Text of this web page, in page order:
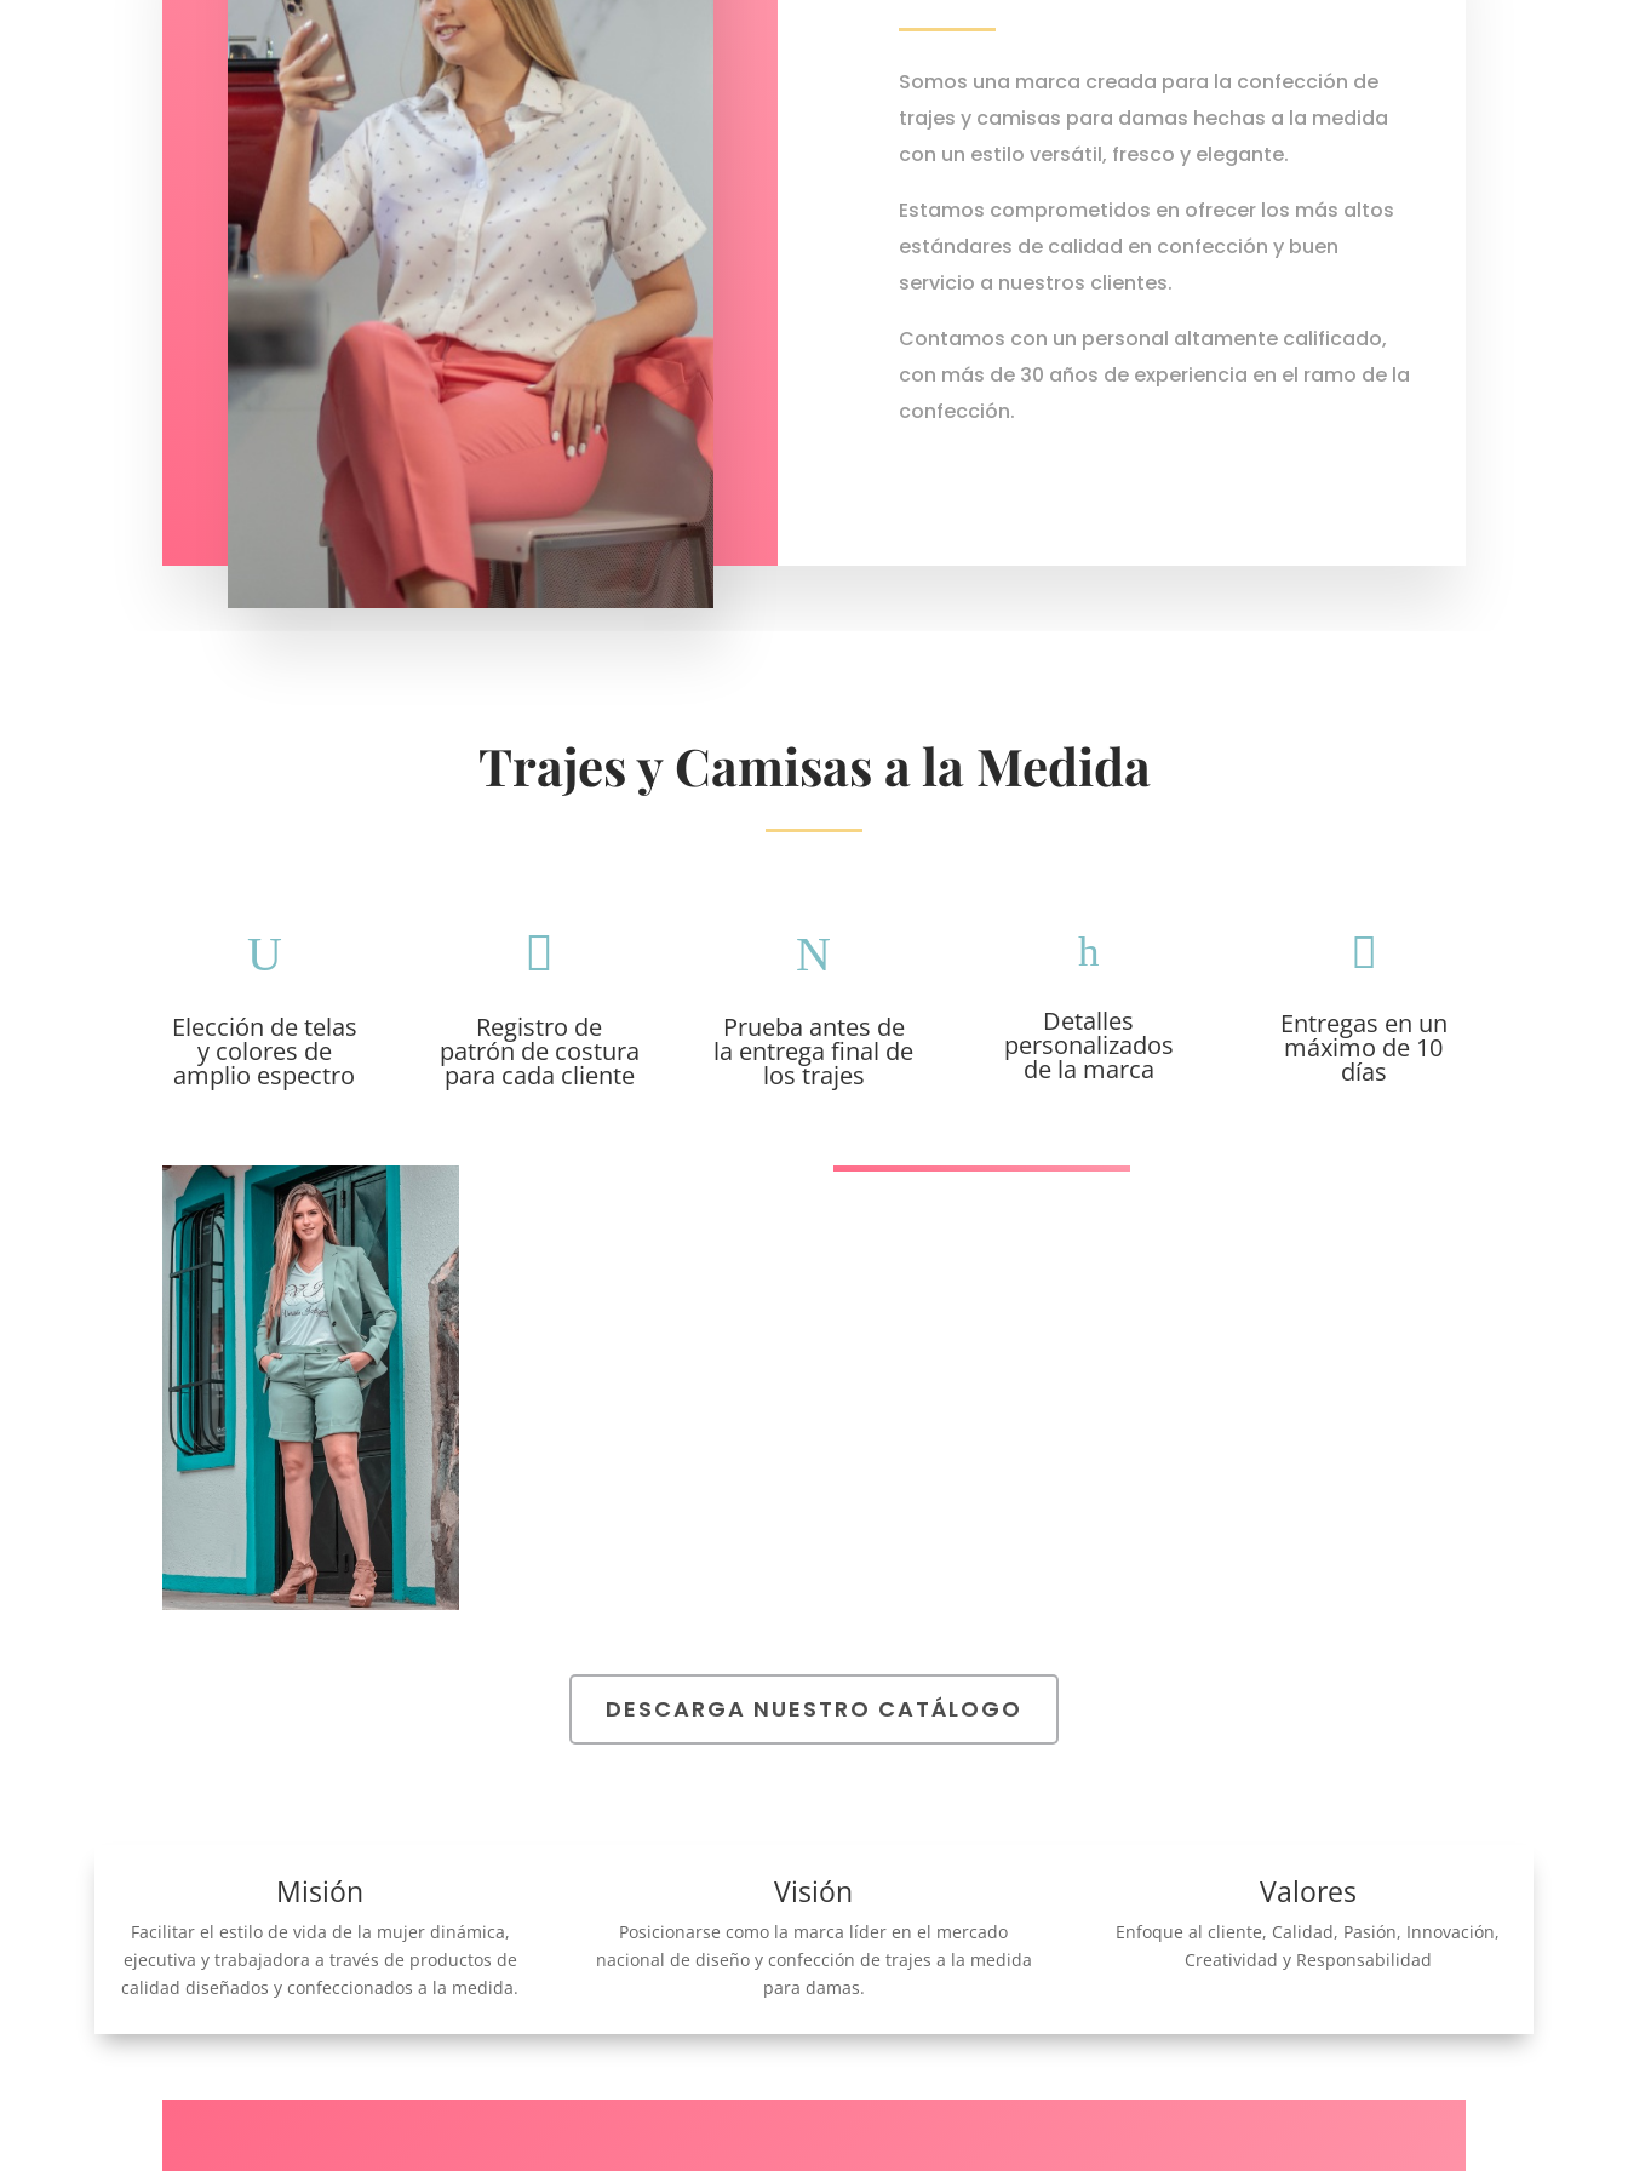
Somos una marca creada para la confección de
trajes y camisas para damas hechas a la medida
con un estilo versátil, fresco y elegante.
Estamos comprometidos en ofrecer los más altos
estándares de calidad en confección y buen
servicio a nuestros clientes.
Contamos con un personal altamente calificado,
con más de 30 años de experiencia en el ramo de la
confección.
Trajes y Camisas a la Medida
U
Elección de telas
y colores de
amplio espectro

Registro de
patrón de costura
para cada cliente
N
Prueba antes de
la entrega final de
los trajes
h
Detalles
personalizados
de la marca

Entregas en un
máximo de 10
días
DESCARGA NUESTRO CATÁLOGO
Misión
Facilitar el estilo de vida de la mujer dinámica,
ejecutiva y trabajadora a través de productos de
calidad diseñados y confeccionados a la medida.
Visión
Posicionarse como la marca líder en el mercado
nacional de diseño y confección de trajes a la medida
para damas.
Valores
Enfoque al cliente, Calidad, Pasión, Innovación,
Creatividad y Responsabilidad